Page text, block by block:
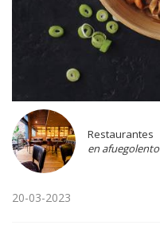
Restaurantes
en afuegolento
20-03-2023